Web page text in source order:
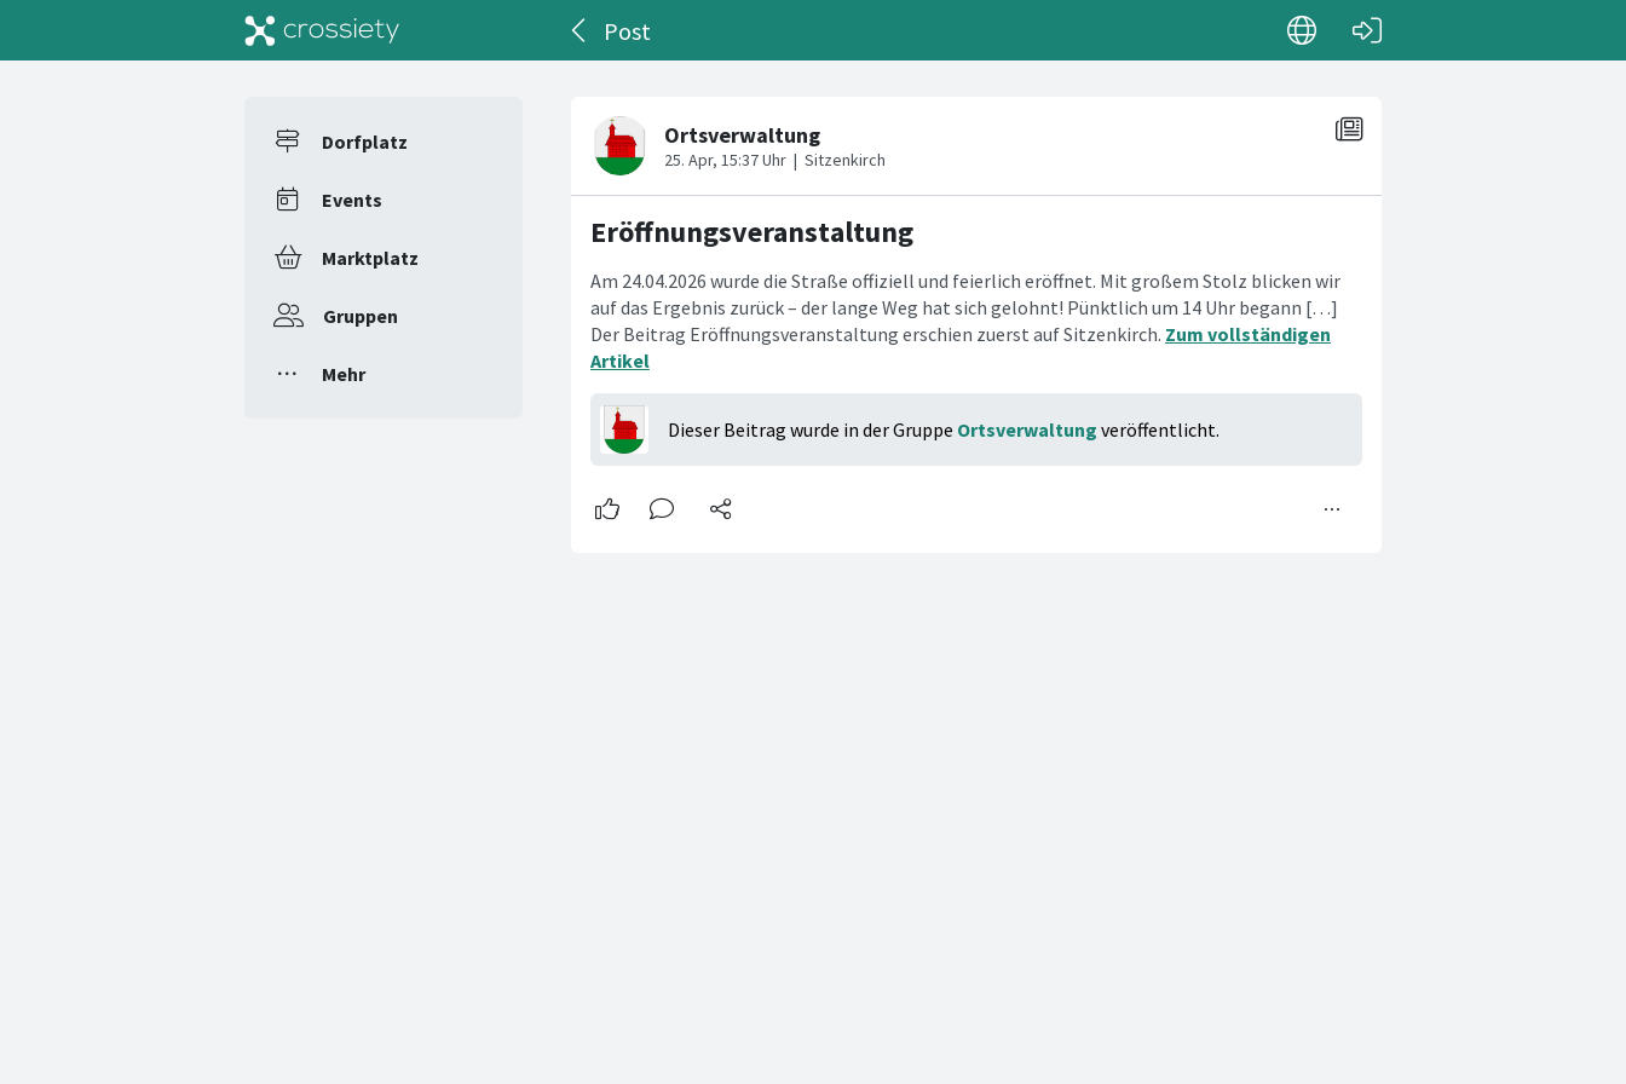
Post
Dorfplatz
Events
Marktplatz
Gruppen
Mehr
Eröffnungsveranstaltung
Am 24.04.2026 wurde die Straße offiziell und feierlich eröffnet. Mit großem Stolz blicken wir
auf das Ergebnis zurück – der lange Weg hat sich gelohnt! Pünktlich um 14 Uhr begann […]
Der Beitrag Eröffnungsveranstaltung erschien zuerst auf Sitzenkirch. Zum vollständigen
Artikel
Dieser Beitrag wurde in der Gruppe Ortsverwaltung veröffentlicht.